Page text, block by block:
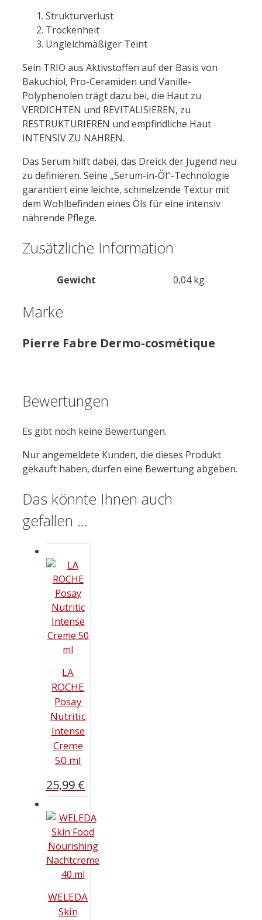
Strukturverlust
Trockenheit
Ungleichmäßiger Teint
Sein TRIO aus Aktivstoffen auf der Basis von
Bakuchiol, Pro-Ceramiden und Vanille-
Polyphenolen trägt dazu bei, die Haut zu
VERDICHTEN und REVITALISIEREN, zu
RESTRUKTURIEREN und empfindliche Haut
INTENSIV ZU NÄHREN.
Das Serum hilft dabei, das Dreick der Jugend neu
zu definieren. Seine „Serum-in-Öl“-Technologie
garantiert eine leichte, schmelzende Textur mit
dem Wohlbefinden eines Öls für eine intensiv
nährende Pflege.
Zusätzliche Information
Gewicht 0,04 kg
Marke
Pierre Fabre Dermo-cosmétique
Bewertungen
Es gibt noch keine Bewertungen.
Nur angemeldete Kunden, die dieses Produkt
gekauft haben, dürfen eine Bewertung abgeben.
Das könnte Ihnen auch
gefallen …
LA
ROCHE
Posay
Nutritic
Intense
Creme
50 ml
25,99 €
WELEDA
Skin